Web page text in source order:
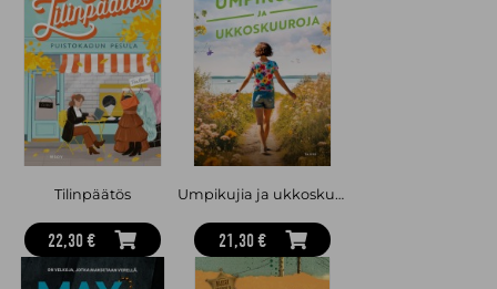
Tilinpäätös
22,30 €
Umpikujia ja ukkoskuuroja
21,30 €